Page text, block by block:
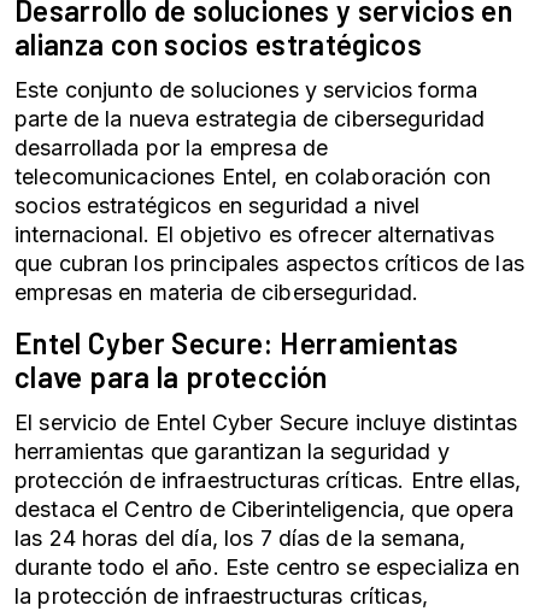
Desarrollo de soluciones y servicios en
alianza con socios estratégicos
Este conjunto de soluciones y servicios forma
parte de la nueva estrategia de ciberseguridad
desarrollada por la empresa de
telecomunicaciones Entel, en colaboración con
socios estratégicos en seguridad a nivel
internacional. El objetivo es ofrecer alternativas
que cubran los principales aspectos críticos de las
empresas en materia de ciberseguridad.
Entel Cyber Secure: Herramientas
clave para la protección
El servicio de Entel Cyber Secure incluye distintas
herramientas que garantizan la seguridad y
protección de infraestructuras críticas. Entre ellas,
destaca el Centro de Ciberinteligencia, que opera
las 24 horas del día, los 7 días de la semana,
durante todo el año. Este centro se especializa en
la protección de infraestructuras críticas,